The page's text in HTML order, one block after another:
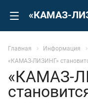
Главная Информация
«КАМАЗ-ЛИЗИНГ»
«КАМАЗ-